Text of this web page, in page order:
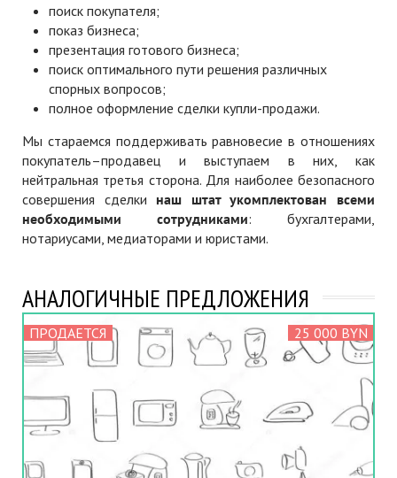
поиск покупателя;
показ бизнеса;
презентация готового бизнеса;
поиск оптимального пути решения различных
спорных вопросов;
полное оформление сделки купли-продажи.
Мы стараемся поддерживать равновесие в отношениях
покупатель–продавец и выступаем в них, как
нейтральная третья сторона. Для наиболее безопасного
совершения сделки наш штат укомплектован всеми
необходимыми сотрудниками: бухгалтерами,
нотариусами, медиаторами и юристами.
АНАЛОГИЧНЫЕ ПРЕДЛОЖЕНИЯ
ПРОДАЕТСЯ 25 000 BYN